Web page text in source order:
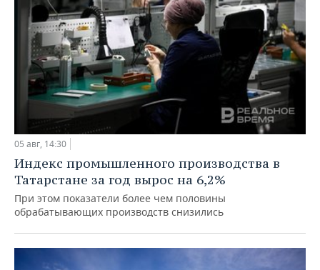
05 авг, 14:30
Индекс промышленного производства в
Татарстане за год вырос на 6,2%
При этом показатели более чем половины
обрабатывающих производств снизились